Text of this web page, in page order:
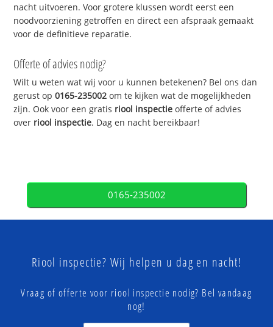
nacht uitvoeren. Voor grotere klussen wordt eerst een
noodvoorziening getroffen en direct een afspraak gemaakt
voor de definitieve reparatie.
Offerte of advies nodig?
Wilt u weten wat wij voor u kunnen betekenen? Bel ons dan
gerust op0165-235002 om te kijken wat de mogelijkheden
zijn. Ook voor een gratis riool inspectie offerte of advies
over riool inspectie. Dag en nacht bereikbaar!
0165-235002
Riool inspectie? Wij helpen u dag en nacht!
Vraag of offerte voor riool inspectie nodig? Bel vandaag
nog!